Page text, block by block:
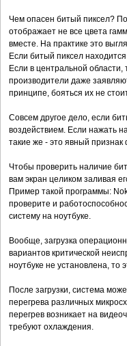
Чем опасен битый пиксел?
отображает не все цвета
вместе. На практике это
Если битый пиксел
Если в центральной
производители даже
принципе, бояться их не
Совсем другое дело, если
воздействием. Если нажать
такие же - это явный
Чтобы проверить наличие
вам экран целиком заливая
Пример такой программы:
проверите и
систему на ноутбуке.
Вообще, загрузка
вариантов критической
ноутбуке не установлена, то
После загрузки, система
перегрева различных
перегрев возникает на
требуют охлаждения.